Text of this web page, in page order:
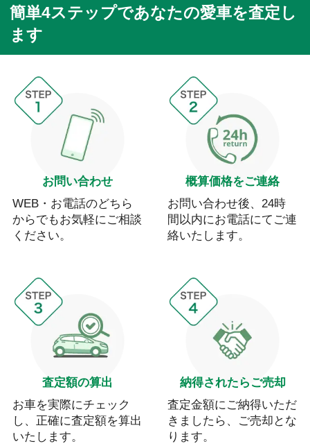
簡単4ステップであなたの愛車を査定し
ます
お問い合わせ
WEB・お電話のどちら
からでもお気軽にご相談
ください。
概算価格をご連絡
お問い合わせ後、24時
間以内にお電話にてご連
絡いたします。
査定額の算出
お車を実際にチェック
し、正確に査定額を算出
いたします。
納得されたらご売却
査定金額にご納得いただ
きましたら、ご売却とな
ります。